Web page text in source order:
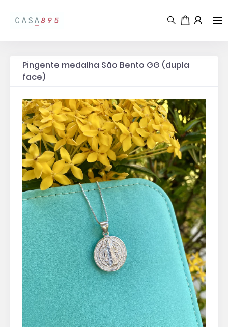
Pingente medalha São Bento GG (dupla
face)